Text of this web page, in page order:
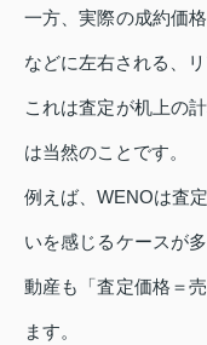
一方、実際の成約価
などに左右される、
これは査定が机上の
は当然のことです。
例えば、WENOは査
いを感じるケースが
動産も「査定価格＝
ます。